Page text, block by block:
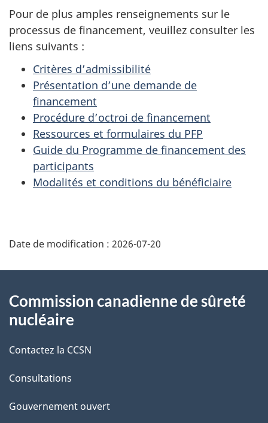
Pour de plus amples renseignements sur le
processus de financement, veuillez consulter les
liens suivants :
Critères d’admissibilité
Présentation d’une demande de
financement
Procédure d’octroi de financement
Ressources et formulaires du PFP
Guide du Programme de financement des
participants
Modalités et conditions du bénéficiaire
é
a
i
l
s
d
Date de modification : 2026-07-20
propos
ce
site
Commission canadienne de sûreté
nucléaire
Contactez la CCSN
Consultations
Gouvernement ouvert